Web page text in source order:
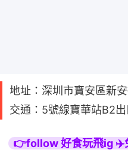
地址：深圳市寶安區新
交通：5號線寶華站B2
👉follow 好食玩飛ig ✈️